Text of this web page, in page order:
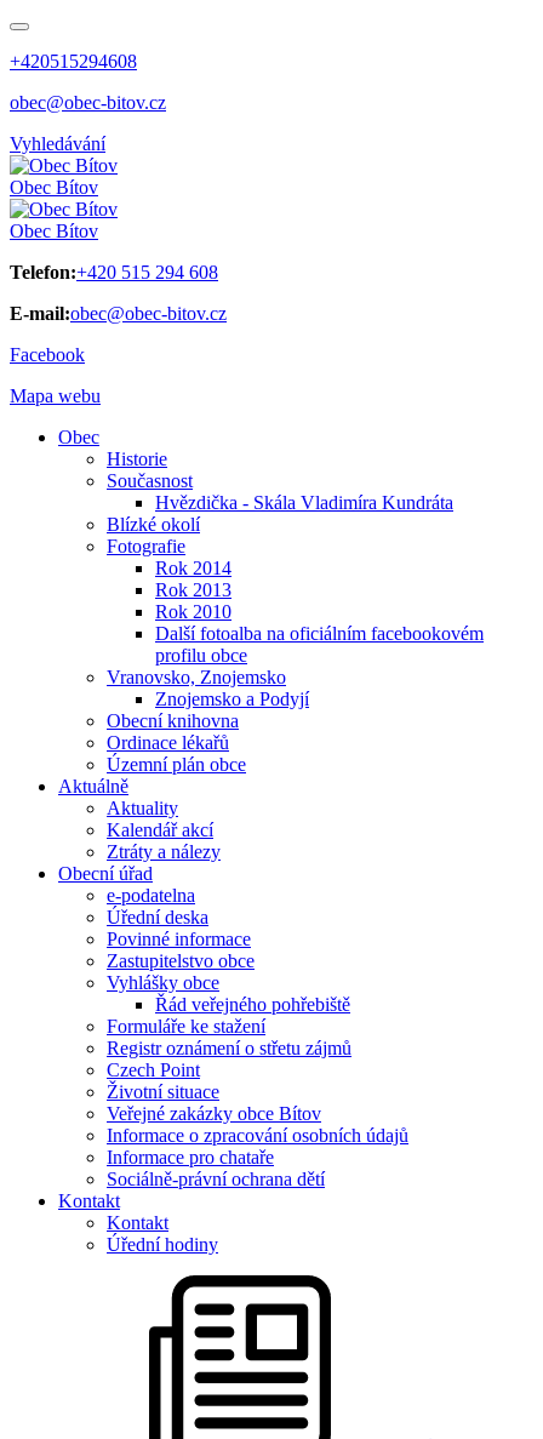
+420515294608
obec@obec-bitov.cz
Vyhledávání
Obec Bítov
Obec Bítov
Telefon:+420 515 294 608
E-mail:obec@obec-bitov.cz
Facebook
Mapa webu
Obec
Historie
Současnost
Hvězdička - Skála Vladimíra Kundráta
Blízké okolí
Fotografie
Rok 2014
Rok 2013
Rok 2010
Další fotoalba na oficiálním facebookovém
profilu obce
Vranovsko, Znojemsko
Znojemsko a Podyjí
Obecní knihovna
Ordinace lékařů
Územní plán obce
Aktuálně
Aktuality
Kalendář akcí
Ztráty a nálezy
Obecní úřad
e-podatelna
Úřední deska
Povinné informace
Zastupitelstvo obce
Vyhlášky obce
Řád veřejného pohřebiště
Formuláře ke stažení
Registr oznámení o střetu zájmů
Czech Point
Životní situace
Veřejné zakázky obce Bítov
Informace o zpracování osobních údajů
Informace pro chataře
Sociálně-právní ochrana dětí
Kontakt
Kontakt
Úřední hodiny